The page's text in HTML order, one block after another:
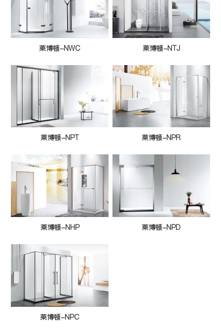
莱博顿-NWC 莱博顿-NTJ
莱博顿-NPT 莱博顿-NPR
莱博顿-NHP 莱博顿-NPD
莱博顿-NPC